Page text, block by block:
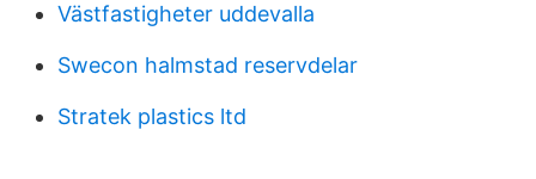
Västfastigheter uddevalla
Swecon halmstad reservdelar
Stratek plastics ltd